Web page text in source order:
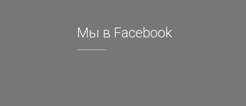
Мы в Facebook